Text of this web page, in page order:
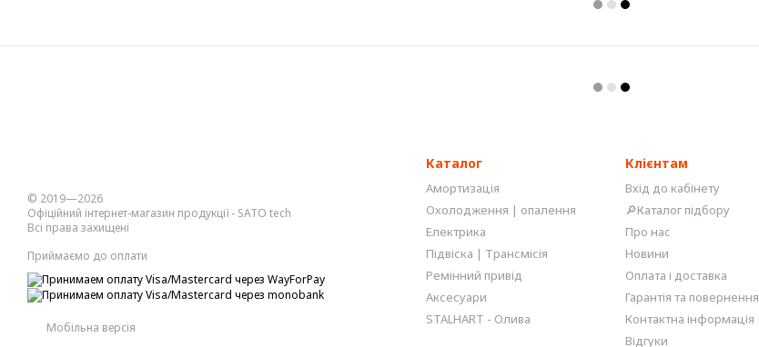
© 2019—2026
Офіційний інтернет-магазин продукції - SATO tech
Всі права захищені
Приймаємо до оплати
Мобільна версія
Каталог
Амортизація
Охолодження | опалення
Електрика
Підвіска | Трансмісія
Ремінний привід
Аксесуари
STALHART - Олива
Клієнтам
Вхід до кабінету
🔎Каталог підбору
Про нас
Новини
Оплата і доставка
Гарантія та повернення
Контактна інформація
Відгуки